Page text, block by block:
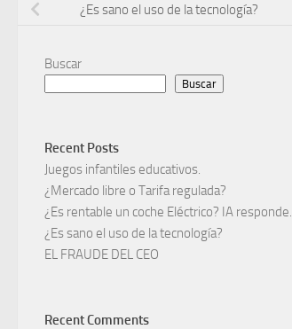
¿Es sano el uso de la tecnología?
Buscar
Buscar
Recent Posts
Juegos infantiles educativos.
¿Mercado libre o Tarifa regulada?
¿Es rentable un coche Eléctrico? IA responde.
¿Es sano el uso de la tecnología?
EL FRAUDE DEL CEO
Recent Comments